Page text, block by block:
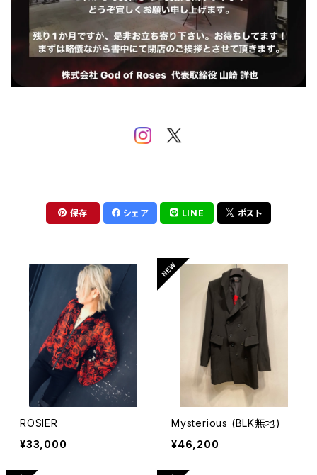
保存 シェア LINE ポスト
ROSIER
¥33,000
Mysterious (BLK無地)
¥46,200